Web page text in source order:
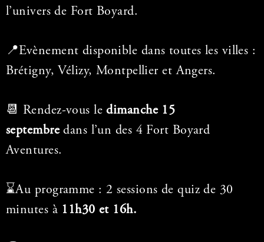
l’univers de Fort Boyard.
📍Evènement disponible dans toutes les villes :
Brétigny, Vélizy, Montpellier et Angers.
📆 Rendez-vous ledimanche 15
septembredans l’un des 4 Fort Boyard
Aventures.
⌛Au programme : 2 sessions de quiz de 30
minutes à 11h30 et 16h.